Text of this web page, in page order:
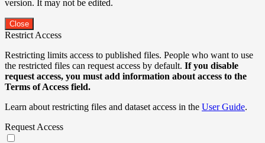
version. It may not be edited.
Close
Restrict Access
Restricting limits access to published files. People who want to use
the restricted files can request access by default. If you disable
request access, you must add information about access to the
Terms of Access field.
Learn about restricting files and dataset access in the User Guide.
Request Access